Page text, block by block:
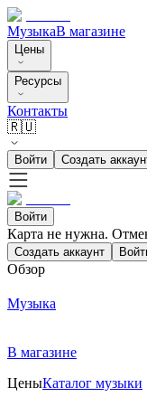
МузыкаВ магазине
Цены
Ресурсы
Контакты
🇷🇺
Войти Создать
Войти
Карта не нужна.
Создать аккаунт
Обзор
Музыка
В магазине
ЦеныКаталог музыки